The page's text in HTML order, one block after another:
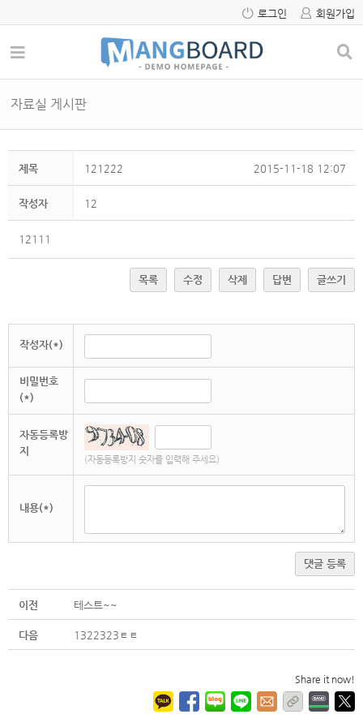
로그인 회원가입
자료실 게시판
제목 121222 2015-11-18 12:07
작성자 12
12111
목록 수정 삭제 답변 글쓰기
작성자(*)
비밀번호
(*)
자동등록방
지
(자동등록방지 숫자를 입력해 주세요)
내용(*)
댓글 등록
이전 테스트~~
다음 1322323ㅌㅌ
Share it now!